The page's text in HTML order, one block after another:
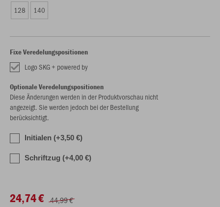
128 140
Fixe Veredelungspositionen
Logo SKG + powered by
Optionale Veredelungspositionen
Diese Änderungen werden in der Produktvorschau nicht
angezeigt. Sie werden jedoch bei der Bestellung
berücksichtigt.
Initialen (+3,50 €)
Schriftzug (+4,00 €)
24,74 € 44,99 €